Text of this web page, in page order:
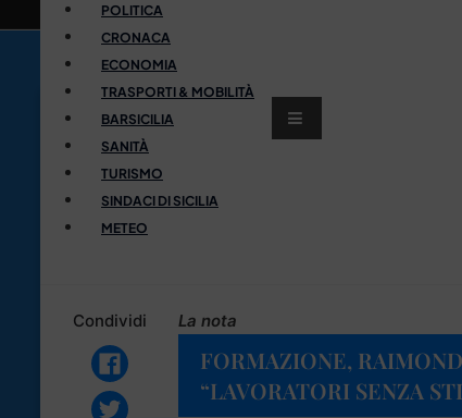
POLITICA
CRONACA
ECONOMIA
TRASPORTI & MOBILITÀ
BARSICILIA
SANITÀ
TURISMO
SINDACI DI SICILIA
METEO
Condividi La nota
FORMAZIONE,
“LAVORATORI SENZA